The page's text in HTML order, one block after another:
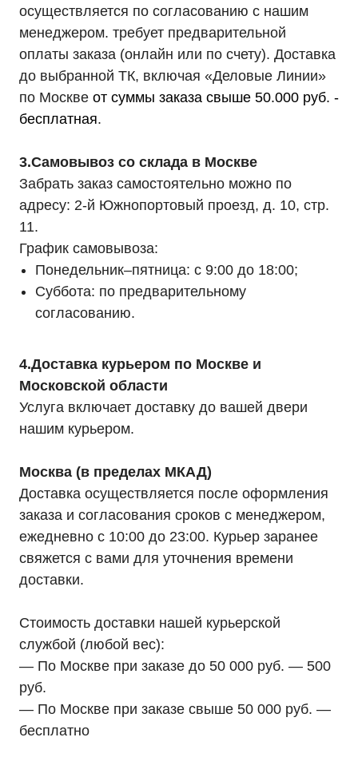
осуществляется по согласованию с нашим
менеджером. требует предварительной
оплаты заказа (онлайн или по счету). Доставка
до выбранной ТК, включая «Деловые Линии»
по Москве от суммы заказа свыше 50.000 руб. -
бесплатная.
3.Самовывоз со склада в Москве
Забрать заказ самостоятельно можно по
адресу: 2-й Южнопортовый проезд, д. 10, стр.
11.
График самовывоза:
Понедельник–пятница: с 9:00 до 18:00;
Суббота: по предварительному
согласованию.
4.Доставка курьером по Москве и
Московской области
Услуга включает доставку до вашей двери
нашим курьером.
Москва (в пределах МКАД)
Доставка осуществляется после оформления
заказа и согласования сроков с менеджером,
ежедневно с 10:00 до 23:00. Курьер заранее
свяжется с вами для уточнения времени
доставки.
Стоимость доставки нашей курьерской
службой (любой вес):
— По Москве при заказе до 50 000 руб. — 500
руб.
— По Москве при заказе свыше 50 000 руб. —
бесплатно